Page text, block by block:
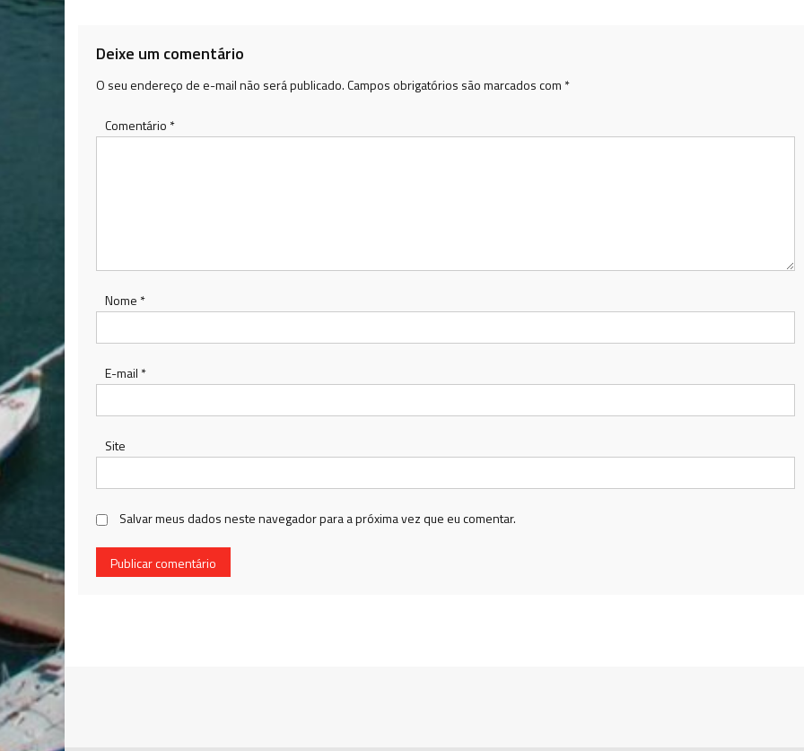
Deixe um comentário
O seu endereço de e-mail não será publicado.Campos obrigatórios são marcados com *
Comentário *
Nome *
E-mail *
Site
Salvar meus dados neste navegador para a próxima vez que eu comentar.